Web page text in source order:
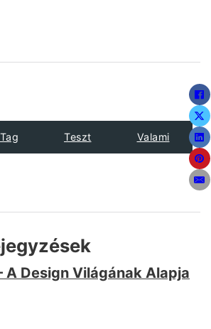
Tag Teszt Valami
A Design Világának Alapja